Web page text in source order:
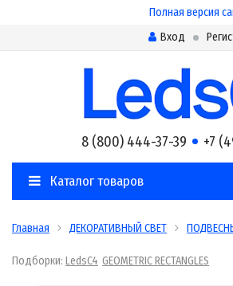
Полная версия
Вход
8 (800) 444-37-39 +7
Каталог товаров
Главная ДЕКОРАТИВНЫЙ СВЕТ
Подборки: LedsC4 GEOMETRIC RECTANGLES